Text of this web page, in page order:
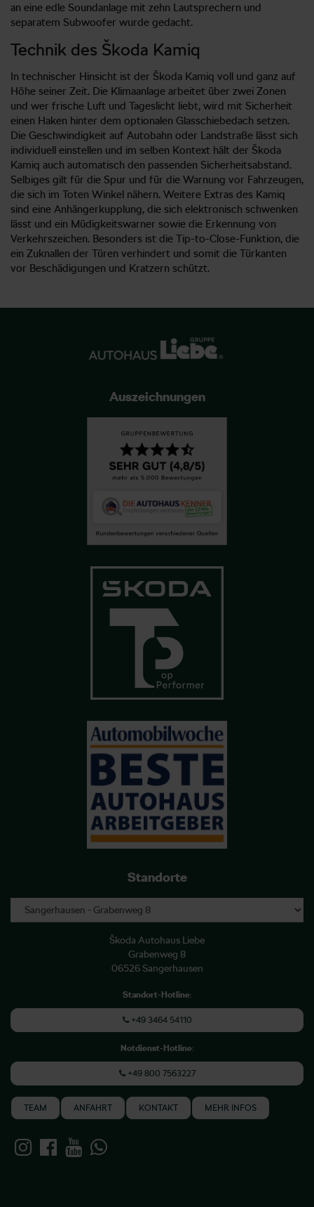
an eine edle Soundanlage mit zehn Lautsprechern und
separatem Subwoofer wurde gedacht.
Technik des Škoda Kamiq
In technischer Hinsicht ist der Škoda Kamiq voll und ganz auf
Höhe seiner Zeit. Die Klimaanlage arbeitet über zwei Zonen
und wer frische Luft und Tageslicht liebt, wird mit Sicherheit
einen Haken hinter dem optionalen Glasschiebedach setzen.
Die Geschwindigkeit auf Autobahn oder Landstraße lässt sich
individuell einstellen und im selben Kontext hält der Škoda
Kamiq auch automatisch den passenden Sicherheitsabstand.
Selbiges gilt für die Spur und für die Warnung vor Fahrzeugen,
die sich im Toten Winkel nähern. Weitere Extras des Kamiq
sind eine Anhängerkupplung, die sich elektronisch schwenken
lässt und ein Müdigkeitswarner sowie die Erkennung von
Verkehrszeichen. Besonders ist die Tip-to-Close-Funktion, die
ein Zuknallen der Türen verhindert und somit die Türkanten
vor Beschädigungen und Kratzern schützt.
Auszeichnungen
Standorte
Škoda Autohaus Liebe
Grabenweg 8
06526 Sangerhausen
Standort-Hotline:
+49 3464 54110
Notdienst-Hotline:
+49 800 7563227
TEAM ANFAHRT KONTAKT MEHR INFOS